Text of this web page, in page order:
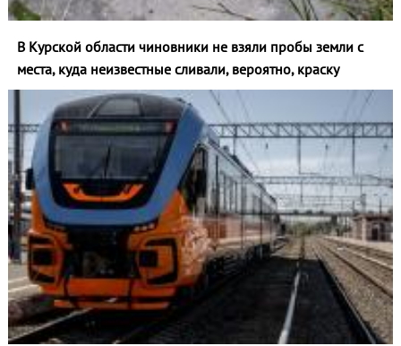
В Курской области чиновники не взяли пробы земли с
места, куда неизвестные сливали, вероятно, краску